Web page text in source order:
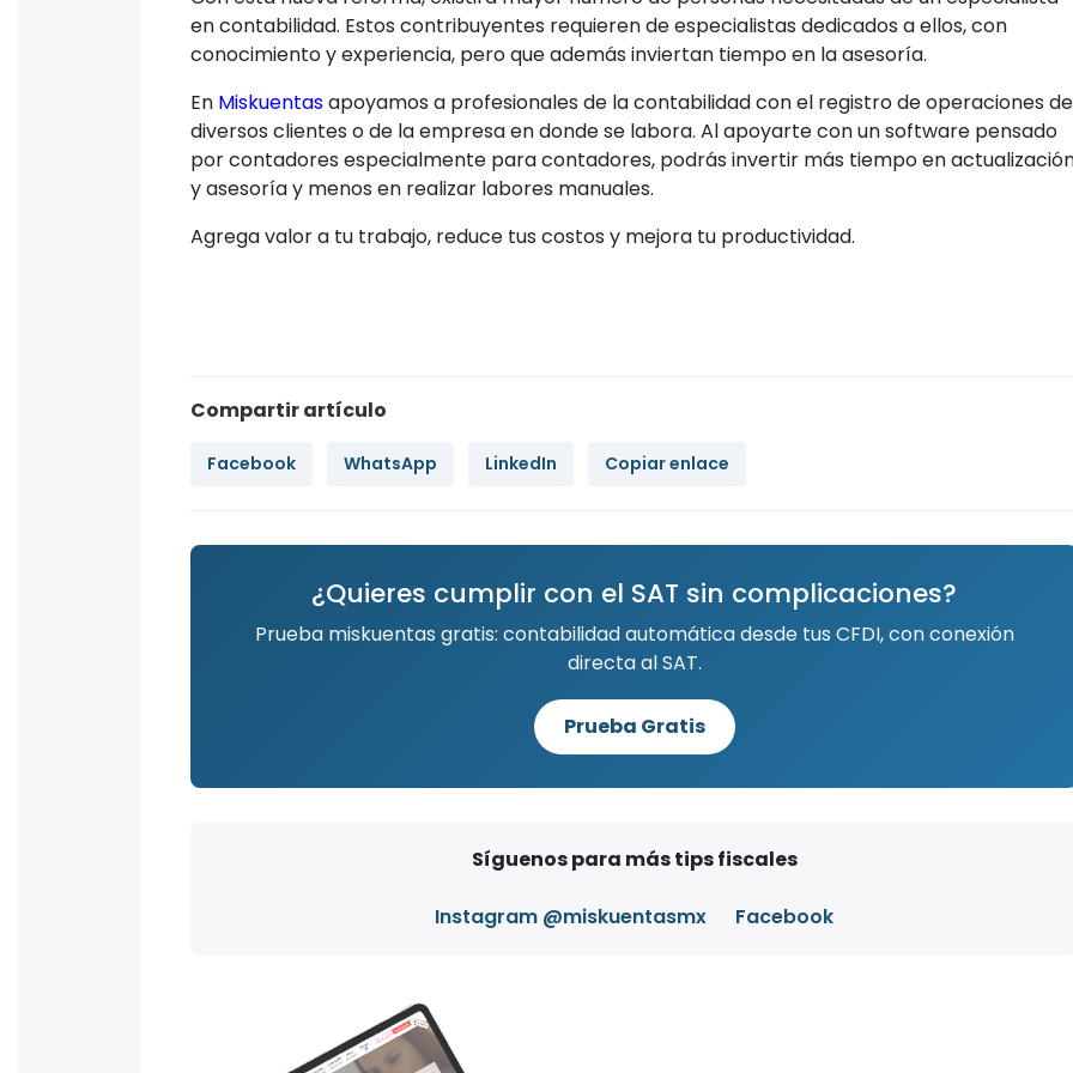
en contabilidad. Estos contribuyentes requieren de especialistas dedicados a ellos, con
conocimiento y experiencia, pero que además inviertan tiempo en la asesoría.
En Miskuentasapoyamos a profesionales de la contabilidad con el registro de operaciones de
diversos clientes o de la empresa en donde se labora. Al apoyarte con un software pensado
por contadores especialmente para contadores, podrás invertir más tiempo en
y asesoría y menos en realizar labores manuales.
Agrega valor a tu trabajo, reduce tus costos y mejora tu productividad.
Compartir artículo
Facebook WhatsApp LinkedIn Copiar enlace
¿Quieres cumplir con el SAT sin complicaciones?
Prueba miskuentas gratis: contabilidad automática desde tus CFDI, con conexión
directa al SAT.
Prueba Gratis
Síguenos para más tips fiscales
Instagram @miskuentasmx Facebook